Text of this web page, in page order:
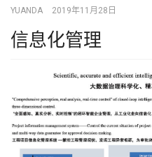
YUANDA 2019年11月28日
信息化管理